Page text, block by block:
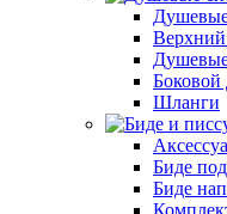
Шланги
Биде
Биде